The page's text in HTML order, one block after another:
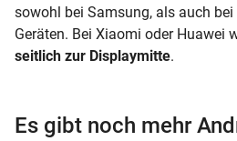
sowohl bei Samsung, als auch
Geräten. Bei Xiaomi oder Huawei
seitlich zur Displaymitte.
Es gibt noch mehr